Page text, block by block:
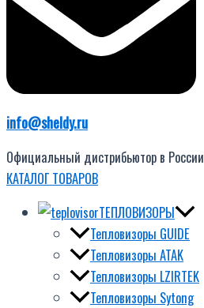
info@sheldy.ru
Официальный дистрибьютор в России
КАТАЛОГ ТОВАРОВ
ТЕПЛОВИЗОРЫ
Тепловизоры GUIDE
Тепловизоры ATAK
Тепловизоры LZIRTEK
Тепловизоры Sytong